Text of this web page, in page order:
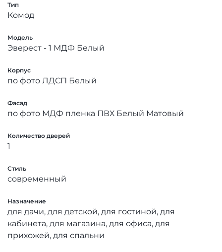
Тип
Комод
Модель
Эверест - 1 МДФ Белый
Корпус
по фото ЛДСП Белый
Фасад
по фото МДФ пленка ПВХ Белый Матовый
Количество дверей
1
Стиль
современный
Назначение
для дачи, для детской, для гостиной, для
кабинета, для магазина, для офиса, для
прихожей, для спальни